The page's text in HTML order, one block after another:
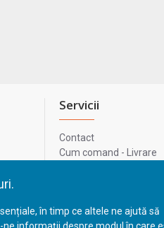
în timp ce altele ne ajută să
Servicii
Contact
Cum comand - Livrare
ANPC